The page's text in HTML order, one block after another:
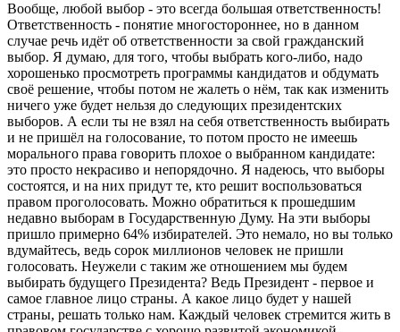
Вообще, любой выбор - это всегда большая ответственность!
Ответственность - понятие многостороннее, но в данном
случае речь идёт об ответственности за свой гражданский
выбор. Я думаю, для того, чтобы выбрать кого-либо, надо
хорошенько просмотреть программы кандидатов и обдумать
своё решение, чтобы потом не жалеть о нём, так как изменить
ничего уже будет нельзя до следующих президентских
выборов. А если ты не взял на себя ответственность выбирать
и не пришёл на голосование, то потом просто не имеешь
морального права говорить плохое о выбранном кандидате:
это просто некрасиво и непорядочно. Я надеюсь, что выборы
состоятся, и на них придут те, кто решит воспользоваться
правом проголосовать. Можно обратиться к прошедшим
недавно выборам в Государственную Думу. На эти выборы
пришло примерно 64% избирателей. Это немало, но вы только
вдумайтесь, ведь сорок миллионов человек не пришли
голосовать. Неужели с таким же отношением мы будем
выбирать будущего Президента? Ведь Президент - первое и
самое главное лицо страны. А какое лицо будет у нашей
страны, решать только нам. Каждый человек стремится жить в